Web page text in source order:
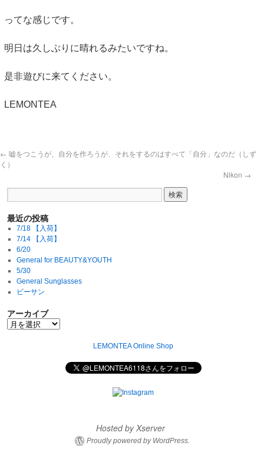
ってな感じです。
明日は久しぶりに晴れるみたいですね。
是非遊びに来てください。
LEMONTEA
← 嘘をつこうが、自分を作ろうが、それをするのはすべて「自分」なのだ（しず
く）
Nikon →
最近の投稿
7/18 【入荷】
7/14 【入荷】
6/20
General for BEAUTY&YOUTH
5/30
General Sunglasses
ビーサン
アーカイブ
LEMONTEA Online Shop
Hosted by Xserver
Proudly powered by WordPress.